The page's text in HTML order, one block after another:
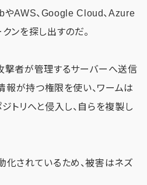
やAWS、Google Cloud、Azure
ンを探し出すのだ。
撃者が管理するサーバーへ送信
報が持つ権限を使い、ワームは
トリへと侵入し、自らを複製し
化されているため、被害はネズ